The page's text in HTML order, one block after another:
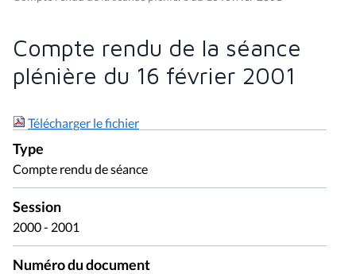
Compte rendu de la séance
plénière du 16 février 2001
Télécharger le fichier
Type
Compte rendu de séance
Session
2000 - 2001
Numéro du document